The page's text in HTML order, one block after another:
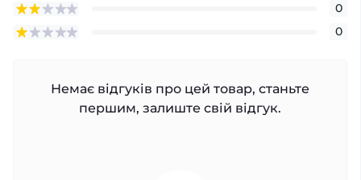
0
0
Немає відгуків про цей товар, станьте
першим, залиште свій відгук.